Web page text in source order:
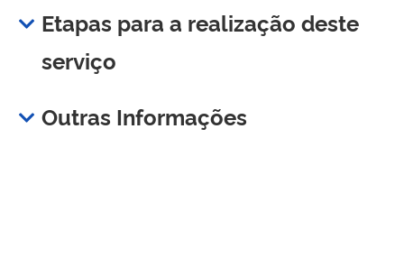
Etapas para a realização deste
serviço
Outras Informações